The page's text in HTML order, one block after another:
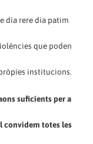
dia rere dia patim
que poden
institucions.
suficients per a
convidem totes les